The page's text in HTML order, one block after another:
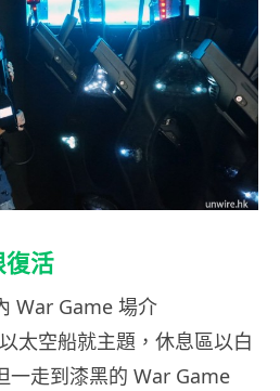
復活
War Game 場介
太空船就主題，休息區以白
一走到漆黑的 War Game